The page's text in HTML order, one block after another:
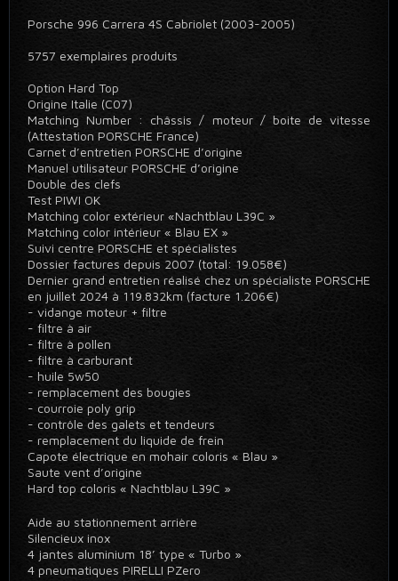
Porsche 996 Carrera 4S Cabriolet (2003-2005)
5757 exemplaires produits
Option Hard Top
Origine Italie (C07)
Matching Number : châssis / moteur / boite de vitesse
(Attestation PORSCHE France)
Carnet d’entretien PORSCHE d’origine
Manuel utilisateur PORSCHE d’origine
Double des clefs
Test PIWI OK
Matching color extérieur «Nachtblau L39C »
Matching color intérieur « Blau EX »
Suivi centre PORSCHE et spécialistes
Dossier factures depuis 2007 (total: 19.058€)
Dernier grand entretien réalisé chez un spécialiste PORSCHE
en juillet 2024 à 119.832km (facture 1.206€)
- vidange moteur + filtre
- filtre à air
- filtre à pollen
- filtre à carburant
- huile 5w50
- remplacement des bougies
- courroie poly grip
- contrôle des galets et tendeurs
- remplacement du liquide de frein
Capote électrique en mohair coloris « Blau »
Saute vent d’origine
Hard top coloris « Nachtblau L39C »
Aide au stationnement arrière
Silencieux inox
4 jantes aluminium 18’ type « Turbo »
4 pneumatiques PIRELLI PZero